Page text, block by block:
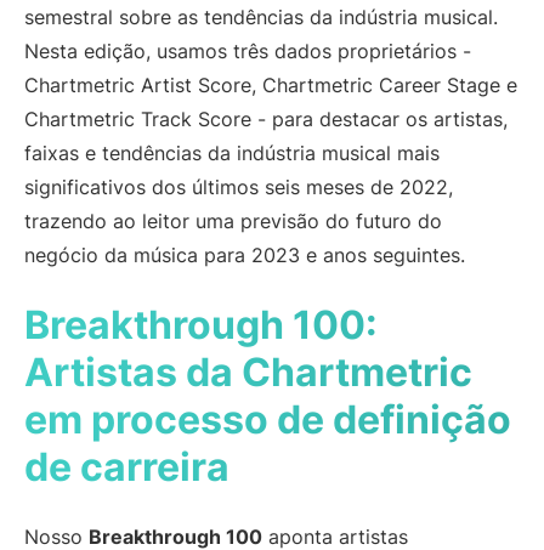
Brand Partnerships Today's Music Industry
RESOURCES
Industry reports How Music Charts
Learning Hub Make Music Equal
Pricing
semestral sobre as tendências da indústria musical.
Nesta edição, usamos três dados proprietários -
Chartmetric Artist Score, Chartmetric Career Stage e
Chartmetric Track Score - para destacar os artistas,
faixas e tendências da indústria musical mais
significativos dos últimos seis meses de 2022,
trazendo ao leitor uma previsão do futuro do
negócio da música para 2023 e anos seguintes.
Breakthrough 100:
Artistas da Chartmetric
em processo de definição
de carreira
Nosso Breakthrough 100 aponta artistas